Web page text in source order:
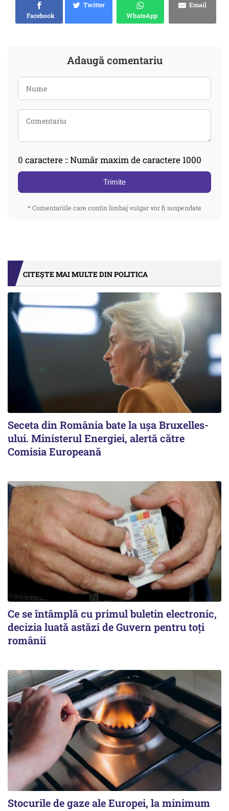
Facebook
Twitter
WhatsApp
Email
Adaugă comentariu
0 caractere :: Număr maxim de caractere 1000
Trimite
* Comentariile care contin limbaj vulgar vor fi suspendate
CITEȘTE MAI MULTE DIN POLITICA
Seceta din România bate la ușa Bruxelles-
ului. Ministerul Energiei, alertă către
Comisia Europeană
Ce se întâmplă cu primul buletin electronic,
decizia luată astăzi de Guvern pentru toți
românii
Stocurile de gaze ale Europei, la minimum